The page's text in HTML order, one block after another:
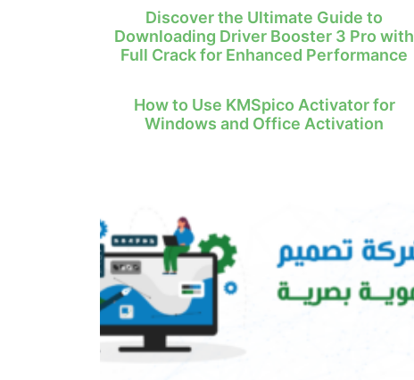
Discover the Ultimate Guide to
Downloading Driver Booster 3 Pro with
Full Crack for Enhanced Performance
How to Use KMSpico Activator for
Windows and Office Activation